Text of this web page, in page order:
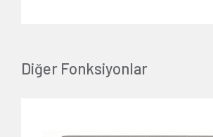
Diğer Fonksiyonlar